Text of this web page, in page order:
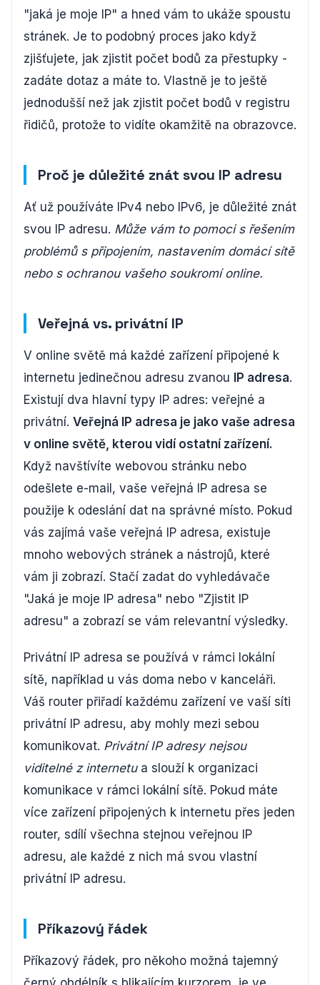
"jaká je moje IP" a hned vám to ukáže spoustu
stránek. Je to podobný proces jako když
zjišťujete, jak zjistit počet bodů za přestupky -
zadáte dotaz a máte to. Vlastně je to ještě
jednodušší než jak zjistit počet bodů v registru
řidičů, protože to vidíte okamžitě na obrazovce.
Proč je důležité znát svou IP adresu
Ať už používáte IPv4 nebo IPv6, je důležité znát
svou IP adresu. Může vám to pomoci s řešením
problémů s připojením, nastavením domácí sítě
nebo s ochranou vašeho soukromí online.
Veřejná vs. privátní IP
V online světě má každé zařízení připojené k
internetu jedinečnou adresu zvanou IP adresa.
Existují dva hlavní typy IP adres: veřejné a
privátní. Veřejná IP adresa je jako vaše adresa
v online světě, kterou vidí ostatní zařízení.
Když navštívíte webovou stránku nebo
odešlete e-mail, vaše veřejná IP adresa se
použije k odeslání dat na správné místo. Pokud
vás zajímá vaše veřejná IP adresa, existuje
mnoho webových stránek a nástrojů, které
vám ji zobrazí. Stačí zadat do vyhledávače
"Jaká je moje IP adresa" nebo "Zjistit IP
adresu" a zobrazí se vám relevantní výsledky.
Privátní IP adresa se používá v rámci lokální
sítě, například u vás doma nebo v kanceláři.
Váš router přiřadí každému zařízení ve vaší síti
privátní IP adresu, aby mohly mezi sebou
komunikovat. Privátní IP adresy nejsou
viditelné z internetua slouží k organizaci
komunikace v rámci lokální sítě. Pokud máte
více zařízení připojených k internetu přes jeden
router, sdílí všechna stejnou veřejnou IP
adresu, ale každé z nich má svou vlastní
privátní IP adresu.
Příkazový řádek
Příkazový řádek, pro někoho možná tajemný